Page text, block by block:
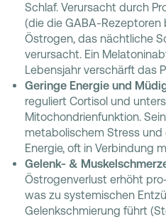
Schlaf. Verursacht durch
(die die GABA-
Östrogen, das nächtliche
verursacht. Ein
Lebensjahr verschärft das
Geringe Energie und
reguliert Cortisol und
Mitochondrienfunktion.
metabolischem Stress und
Energie, oft in Verbindung
Gelenk- &
Östrogenverlust erhöht
was zu systemischen
Gelenkschmierung führt